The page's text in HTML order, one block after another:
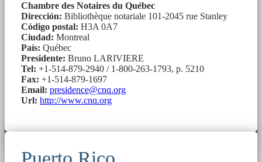
Chambre des Notaires du Québec
Dirección: Bibliothèque notariale 101-2045 rue Stanley
Código postal: H3A 0A7
Ciudad: Montreal
País: Québec
Presidente: Bruno LARIVIERE
Tel: +1-514-879-2940 / 1-800-263-1793, p. 5210
Fax: +1-514-879-1697
Email: presidence@cnq.org
Url: http://www.cnq.org